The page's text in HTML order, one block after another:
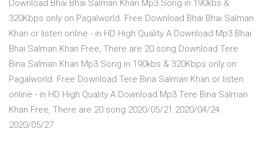
Download Bhai Bhai Salman Khan Mp3 Song in 190kbs &
320Kbps only on Pagalworld. Free Download Bhai Bhai Salman
Khan or listen online - in HD High Quality A Download Mp3 Bhai
Bhai Salman Khan Free, There are 20 song Download Tere
Bina Salman Khan Mp3 Song in 190kbs & 320Kbps only on
Pagalworld. Free Download Tere Bina Salman Khan or listen
online - in HD High Quality A Download Mp3 Tere Bina Salman
Khan Free, There are 20 song 2020/05/21 2020/04/24
2020/05/27